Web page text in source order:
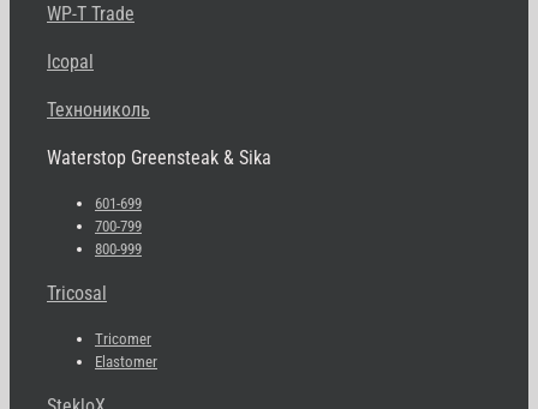
WP-T Trade
Icopal
Технониколь
Waterstop Greensteak & Sika
601-699
700-799
800-999
Tricosal
Tricomer
Elastomer